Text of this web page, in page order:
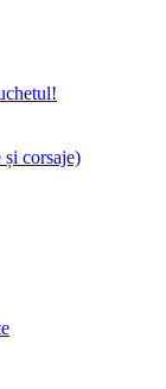
corsaje)